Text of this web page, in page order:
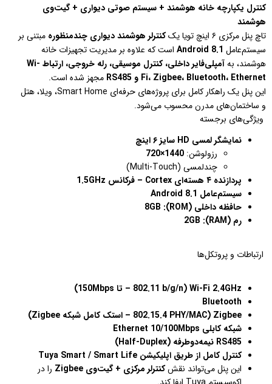
کنترل یکپارچه خانه هوشمند + سیستم صوتی دیواری + گیت‌وی
هوشمند
تاچ پنل مرکزی ۶ اینچ تویا یک
کنترلر هوشمند دیواری چندمنظوره مبتنی بر
سیستم‌عامل Android 8.1 است که علاوه بر مدیریت تجهیزات خانه
هوشمند، به
آمپلی‌فایر داخلی، کنترل موسیقی، رله خروجی، ارتباط Wi-
Fi، Zigbee، Bluetooth، Ethernet و RS485
مجهز شده است.
این پنل یک راهکار کامل برای پروژه‌های حرفه‌ای Smart Home، ویلا، هتل
و ساختمان‌های مدرن محسوب می‌شود.
ویژگی‌های برجسته
نمایشگر لمسی HD سایز ۶ اینچ
رزولوشن: 1440×720
چندلمسی (Multi-Touch)
پردازنده ۴ هسته‌ای Cortex – فرکانس 1.5GHz
سیستم‌عامل Android 8.1
حافظه داخلی (ROM): 8GB
رم (RAM): 2GB
ارتباطات و پروتکل‌ها
Wi-Fi 2.4GHz (802.11 b/g/n – تا 150Mbps)
Bluetooth
Zigbee (802.15.4 PHY/MAC – استک کامل شبکه Zigbee)
شبکه کابلی Ethernet 10/100Mbps
RS485 نیمه‌دوطرفه (Half-Duplex)
کنترل کامل از طریق اپلیکیشن Tuya Smart / Smart Life
این پنل می‌تواند نقشکنترلر مرکزی + گیت‌وی Zigbee
را در